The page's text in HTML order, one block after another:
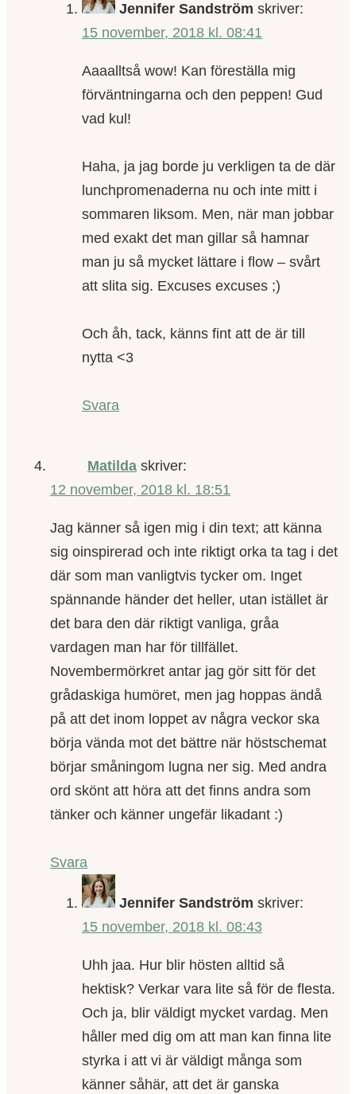
Jennifer Sandström skriver:
15 november, 2018 kl. 08:41
Aaaalltså wow! Kan föreställa mig
förväntningarna och den peppen! Gud
vad kul!
Haha, ja jag borde ju verkligen ta de där
lunchpromenaderna nu och inte mitt i
sommaren liksom. Men, när man jobbar
med exakt det man gillar så hamnar
man ju så mycket lättare i flow – svårt
att slita sig. Excuses excuses ;)
Och åh, tack, känns fint att de är till
nytta <3
Svara
Matilda skriver:
12 november, 2018 kl. 18:51
Jag känner så igen mig i din text; att känna
sig oinspirerad och inte riktigt orka ta tag i det
där som man vanligtvis tycker om. Inget
spännande händer det heller, utan istället är
det bara den där riktigt vanliga, gråa
vardagen man har för tillfället.
Novembermörkret antar jag gör sitt för det
grådaskiga humöret, men jag hoppas ändå
på att det inom loppet av några veckor ska
börja vända mot det bättre när höstschemat
börjar småningom lugna ner sig. Med andra
ord skönt att höra att det finns andra som
tänker och känner ungefär likadant :)
Svara
Jennifer Sandström skriver:
15 november, 2018 kl. 08:43
Uhh jaa. Hur blir hösten alltid så
hektisk? Verkar vara lite så för de flesta.
Och ja, blir väldigt mycket vardag. Men
håller med dig om att man kan finna lite
styrka i att vi är väldigt många som
känner såhär, att det är ganska